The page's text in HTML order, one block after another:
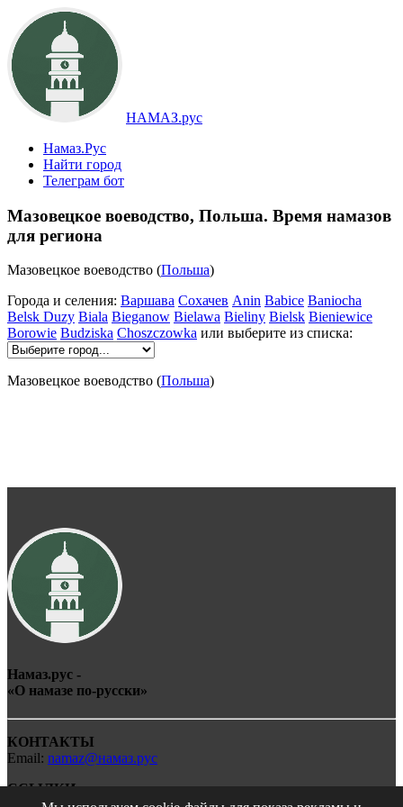
НАМАЗ.рус
Намаз.Рус
Найти город
Телеграм бот
Мазовецкое воеводство, Польша. Время намазов
для региона
Мазовецкое воеводство (Польша)
Города и селения: Варшава Сохачев Anin Babice Baniocha
Belsk Duzy Biala Bieganow Bielawa Bieliny Bielsk Bieniewice
Borowie Budziska Choszczowka или выберите из списка:
Мазовецкое воеводство (Польша)
Намаз.рус -
«О намазе по-русски»
КОНТАКТЫ
Email: namaz@намаз.рус
ССЫЛКИ